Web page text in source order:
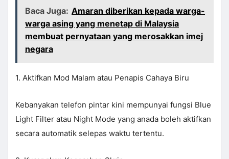
Baca Juga: Amaran diberikan kepada warga-
warga asing yang menetap di Malaysia
membuat pernyataan yang merosakkan imej
negara
1. Aktifkan Mod Malam atau Penapis Cahaya Biru
Kebanyakan telefon pintar kini mempunyai fungsi Blue
Light Filter atau Night Mode yang anada boleh aktifkan
secara automatik selepas waktu tertentu.